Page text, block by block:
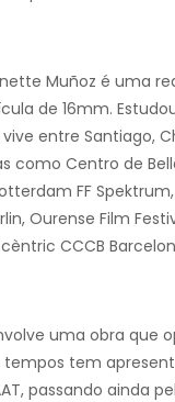
Muñoz é uma
de 16mm.
entre Santiago,
como Centro de
FF
Ourense Film
CCCB
uma obra que
tem
passando ainda